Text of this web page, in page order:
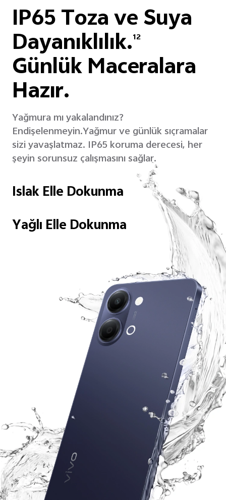
IP65 Toza ve Suya
Dayanıklılık.12
Günlük Maceralara
Hazır.
Yağmura mı yakalandınız?
Endişelenmeyin.Yağmur ve günlük sıçramalar
sizi yavaşlatmaz. IP65 koruma derecesi, her
şeyin sorunsuz çalışmasını sağlar.
Islak Elle Dokunma
Yağlı Elle Dokunma